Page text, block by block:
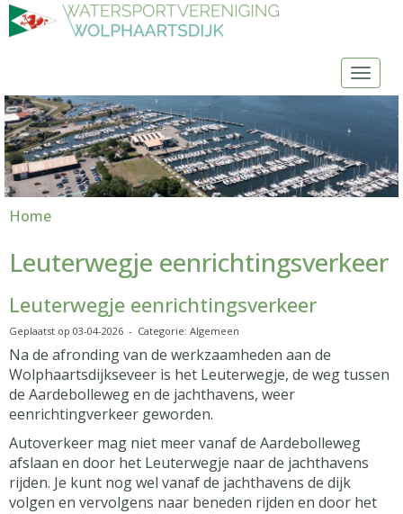
Home
Leuterwegje eenrichtingsverkeer
Leuterwegje eenrichtingsverkeer
Geplaatst op 03-04-2026 - Categorie: Algemeen
Na de afronding van de werkzaamheden aan de
Wolphaartsdijkseveer is het Leuterwegje, de weg tussen
de Aardebolleweg en de jachthavens, weer
eenrichtingverkeer geworden.
Autoverkeer mag niet meer vanaf de Aardebolleweg
afslaan en door het Leuterwegje naar de jachthavens
rijden. Je kunt nog wel vanaf de jachthavens de dijk
volgen en vervolgens naar beneden rijden en door het